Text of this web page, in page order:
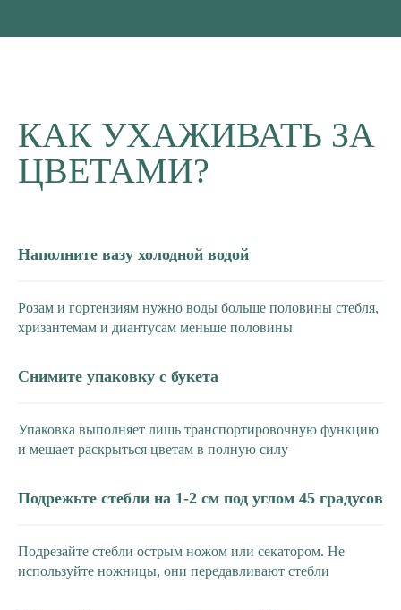
КАК УХАЖИВАТЬ ЗА
ЦВЕТАМИ?
Наполните вазу холодной водой
Розам и гортензиям нужно воды больше половины стебля,
хризантемам и диантусам меньше половины
Снимите упаковку с букета
Упаковка выполняет лишь транспортировочную функцию
и мешает раскрыться цветам в полную силу
Подрежьте стебли на 1-2 см под углом 45 градусов
Подрезайте стебли острым ножом или секатором. Не
используйте ножницы, они передавливают стебли